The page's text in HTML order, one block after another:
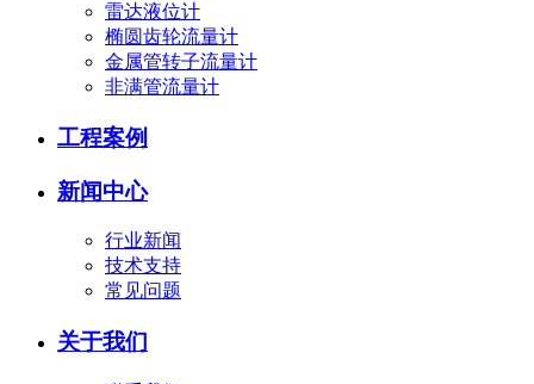
雷达液位计
椭圆齿轮流量计
金属管转子流量计
非满管流量计
工程案例
新闻中心
行业新闻
技术支持
常见问题
关于我们